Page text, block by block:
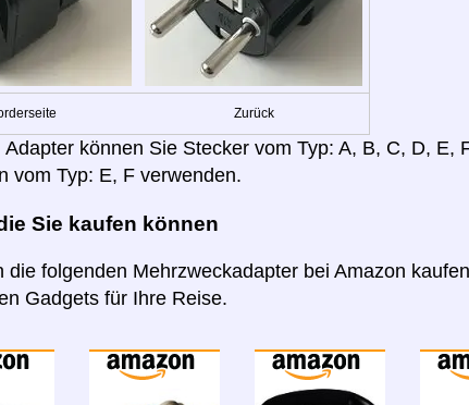
Zurück
können Sie Stecker vom Typ: A, B, C, D, E,
vom Typ: E, F verwenden.
Sie kaufen können
die folgenden Mehrzweckadapter bei Amazon
Gadgets für Ihre Reise.